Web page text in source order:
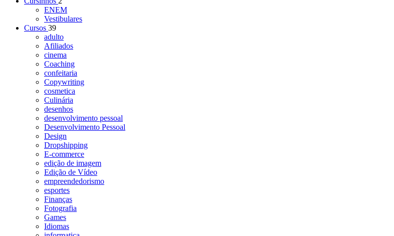
ENEM
Vestibulares
Cursos 39
adulto
Afiliados
cinema
Coaching
confeitaria
Copywriting
cosmetica
Culinária
desenhos
desenvolvimento pessoal
Desenvolvimento Pessoal
Design
Dropshipping
E-commerce
edição de imagem
Edição de Vídeo
empreendedorismo
esportes
Finanças
Fotografia
Games
Idiomas